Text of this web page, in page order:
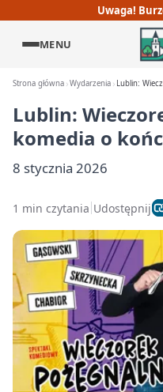
Uwaga!
MENU
Strona główna Wydarzenia Lublin:
Lublin:
komedia o
8 stycznia 2026
1 min czytania Udostępnij